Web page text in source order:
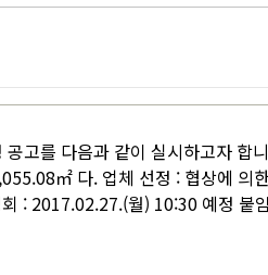
고를 다음과 같이 실시하고자 합
㎡ 다. 업체 선정 : 협상에 의
: 2017.02.27.(월) 10:30 예정 붙